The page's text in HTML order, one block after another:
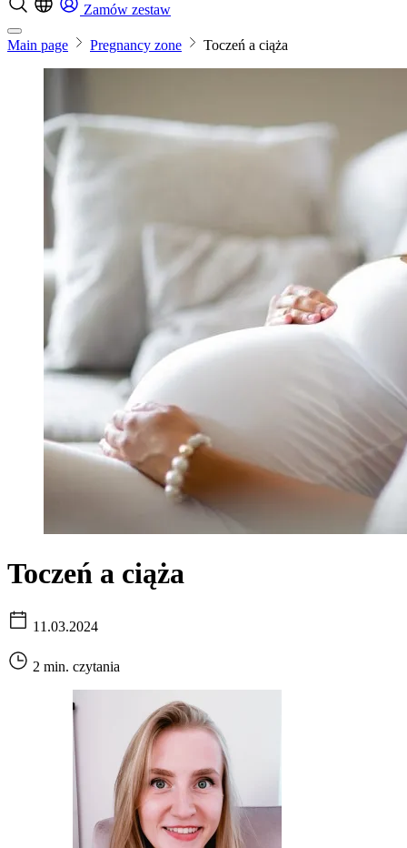
Zamów zestaw
Main page Pregnancy zone Toczeń a ciąża
Toczeń a ciąża
11.03.2024
2 min. czytania